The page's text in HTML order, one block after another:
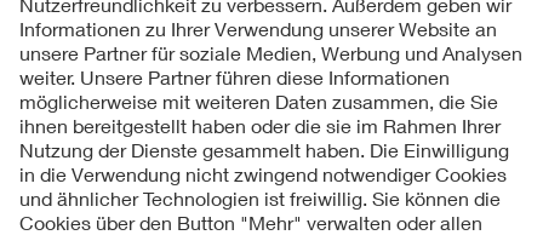
Kontakte
Service